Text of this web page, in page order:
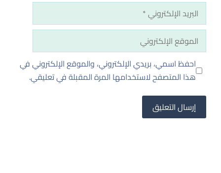
البريد
الإلكتروني
الموقع
الإلكتروني
احفظ اسمي، بريدي الإلكتروني، والموقع الإلكتروني في
هذا المتصفح لاستخدامها المرة المقبلة في تعليقي.